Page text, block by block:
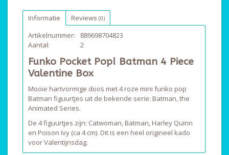
Informatie Reviews (0)
Artikelnummer:
889698704823
Aantal:
2
Funko Pocket Pop! Batman 4 Piece
Valentine Box
Mooie hartvormige doos met 4 roze mini funko pop
Batman figuurtjes uit de bekende serie: Batman, the
Animated Series.
De 4 figuurtjes zijn: Catwoman, Batman, Harley Quinn
en Poison Ivy (ca 4 cm). Dit is een heel origineel kado
voor Valentijnsdag.